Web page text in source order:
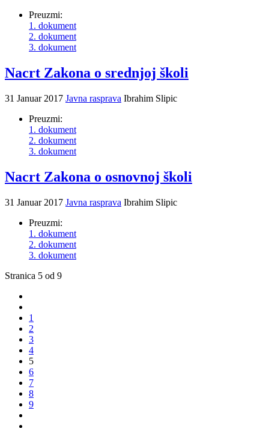
Preuzmi:
1. dokument
2. dokument
3. dokument
Nacrt Zakona o srednjoj školi
31 Januar 2017 Javna rasprava Ibrahim Slipic
Preuzmi:
1. dokument
2. dokument
3. dokument
Nacrt Zakona o osnovnoj školi
31 Januar 2017 Javna rasprava Ibrahim Slipic
Preuzmi:
1. dokument
2. dokument
3. dokument
Stranica 5 od 9
1
2
3
4
5
6
7
8
9